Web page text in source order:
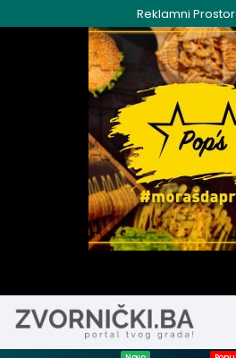
to
Reklamni Prostor